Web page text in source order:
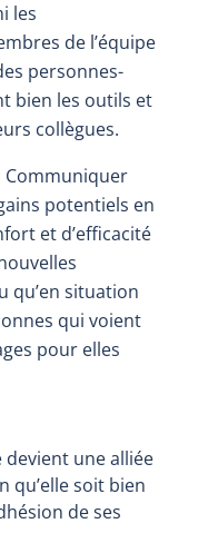
les
de l’équipe
personnes-
bien les outils et
collègues.
Communiquer
potentiels en
et d’efficacité
qu’en situation
qui voient
pour elles
devient une alliée
qu’elle soit bien
de ses